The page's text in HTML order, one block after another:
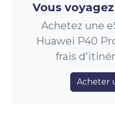
Vous
Achetez une
Huawei P40
frais
Acheter